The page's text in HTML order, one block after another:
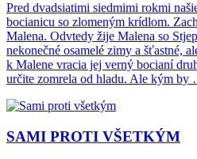
Pred dvadsiatimi siedmimi rokmi
bocianicu so zlomeným krídlom.
Malena. Odvtedy žije Malena so
nekonečné osamelé zimy a šťastné,
k Malene vracia jej verný bocianí
určite zomrela od hladu. Ale kým by
SAMI PROTI VŠETKÝM